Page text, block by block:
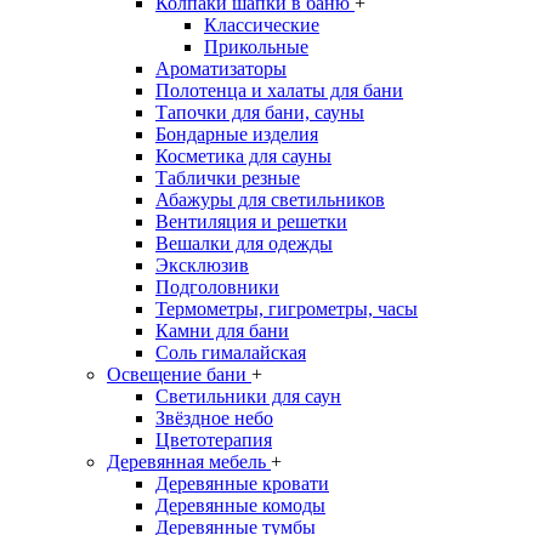
Классические
Прикольные
Ароматизаторы
Полотенца и халаты для бани
Тапочки для бани, сауны
Бондарные изделия
Косметика для сауны
Таблички резные
Абажуры для светильников
Вентиляция и решетки
Вешалки для одежды
Эксклюзив
Подголовники
Термометры, гигрометры, часы
Камни для бани
Соль гималайская
Освещение бани +
Светильники для саун
Звёздное небо
Цветотерапия
Деревянная мебель +
Деревянные кровати
Деревянные комоды
Деревянные тумбы